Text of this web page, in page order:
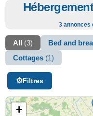
3 annonces
All (3) Bed and
Cottages (1)
Filtres
+